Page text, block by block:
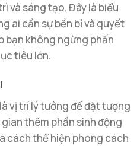
và sáng tạo. Đây là biểu
ai cần sự bền bỉ và quyết
không ngừng phấn
tiêu lớn.
vị trí lý tưởng để đặt tượng
thêm phần sinh động
cách thể hiện phong cách